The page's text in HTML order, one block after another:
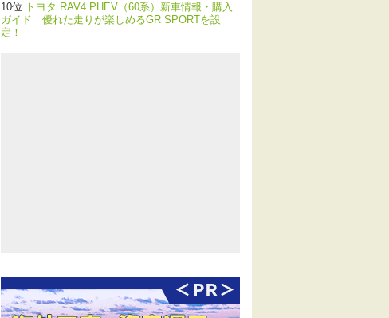
トヨタ RAV4 PHEV（60系）新車情報・購入
ガイド 優れた走りが楽しめるGR SPORTを設
定！